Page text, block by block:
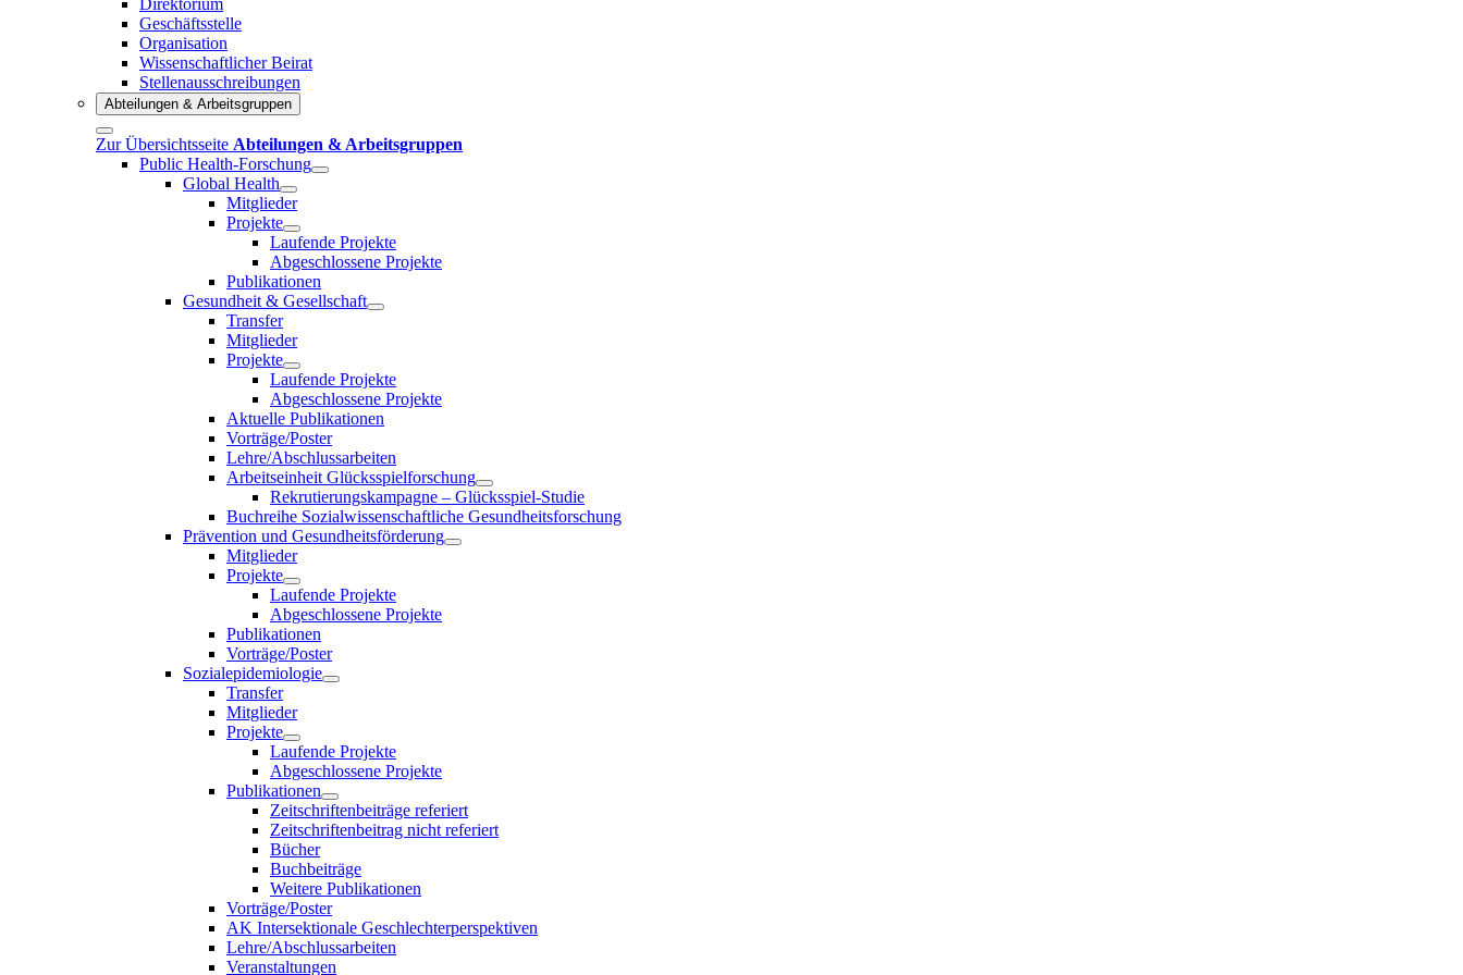
Geschäftsstelle
Organisation
Wissenschaftlicher Beirat
Stellenausschreibungen
Abteilungen & Arbeitsgruppen
Zur Übersichtsseite Abteilungen & Arbeitsgruppen
Public Health-Forschung
Global Health
Mitglieder
Projekte
Laufende Projekte
Abgeschlossene Projekte
Publikationen
Gesundheit & Gesellschaft
Transfer
Mitglieder
Projekte
Laufende Projekte
Abgeschlossene Projekte
Aktuelle Publikationen
Vorträge/Poster
Lehre/Abschlussarbeiten
Arbeitseinheit Glücksspielforschung
Rekrutierungskampagne – Glücksspiel-Studie
Buchreihe Sozialwissenschaftliche Gesundheitsforschung
Prävention und Gesundheitsförderung
Mitglieder
Projekte
Laufende Projekte
Abgeschlossene Projekte
Publikationen
Vorträge/Poster
Sozialepidemiologie
Transfer
Mitglieder
Projekte
Laufende Projekte
Abgeschlossene Projekte
Publikationen
Zeitschriftenbeiträge referiert
Zeitschriftenbeitrag nicht referiert
Bücher
Buchbeiträge
Weitere Publikationen
Vorträge/Poster
AK Intersektionale Geschlechterperspektiven
Lehre/Abschlussarbeiten
Veranstaltungen